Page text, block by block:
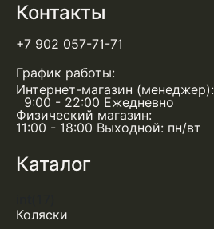
Контакты
+7 902 057-71-71
График работы:
Интернет-магазин (менеджер):
9:00 - 22:00 Ежедневно
Физический магазин:
11:00 - 18:00 Выходной: пн/вт
Каталог
Коляски